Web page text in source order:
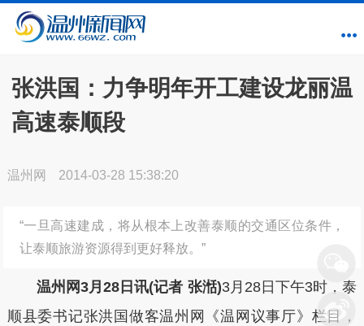
张洪国：力争明年开工建设龙丽温
高速泰顺段
温州网 2014-03-28 15:38:20
“一旦高速建成，将从根本上改善泰顺的交通区位条件，
让泰顺旅游资源得到更好释放。”
温州网3月28日讯(记者 张湉)3月28日下午3时，泰
顺县委书记张洪国做客温州网《温网议事厅》栏目，